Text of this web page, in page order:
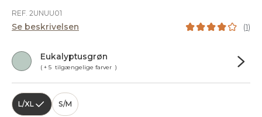
REF. 2UNUU01
Se beskrivelsen (1)
Eukalyptusgrøn
( + 5 tilgængelige farver )
L/XL S/M